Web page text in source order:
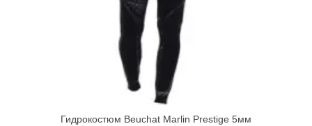
Гидрокостюм Beuchat Marlin Prestige 5мм